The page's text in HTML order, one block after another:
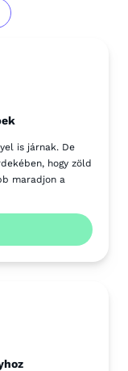
is járnak. De
hogy zöld
maradjon a